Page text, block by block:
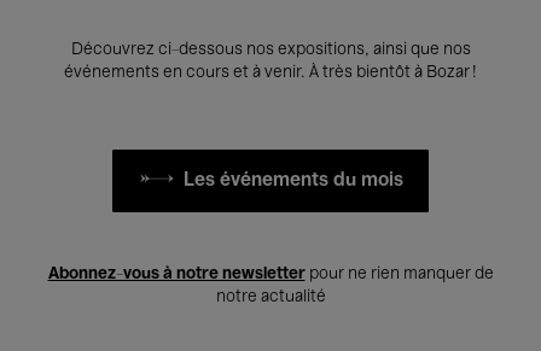
Découvrez ci-dessous nos expositions, ainsi que nos
événements en cours et à venir. À très bientôt à Bozar !
Les événements du mois
Abonnez-vous à notre newsletterpour ne rien manquer de
notre actualité